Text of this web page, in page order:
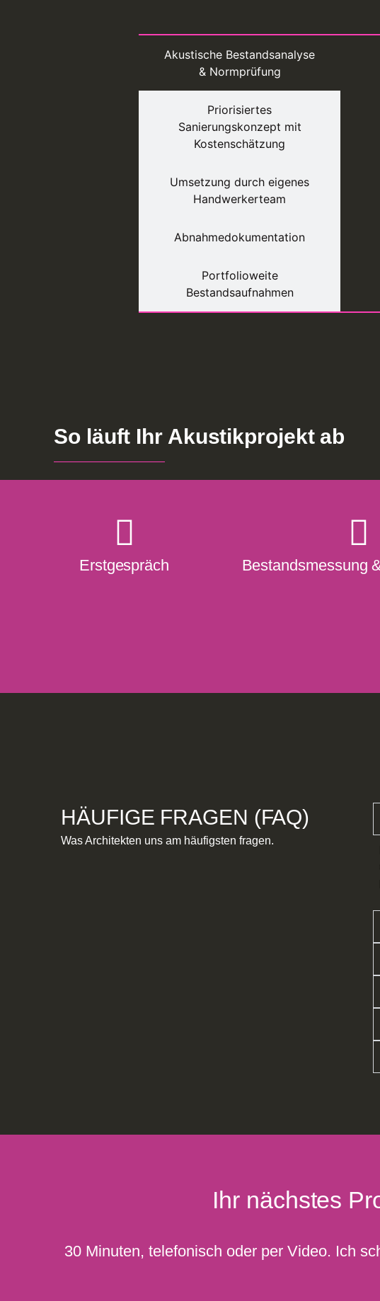
Akustische Bestandsanalyse
& Normprüfung
Priorisiertes
Sanierungskonzept mit
Kostenschätzung
Umsetzung durch eigenes
Handwerkerteam
Abnahmedokumentation
Portfolioweite
Bestandsaufnahmen
So läuft Ihr Akustikprojekt ab
Erstgespräch Bestandsmessung
HÄUFIGE FRAGEN (FAQ)
Was Architekten uns am häufigsten fragen.
Ihr nächstes
30 Minuten, telefonisch oder per Video. Ich